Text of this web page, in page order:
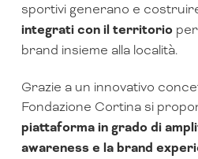
sportivi generano e
integrati con il territorio
brand insieme alla località.
Grazie a un innovativo
Fondazione Cortina si
piattaforma in grado di
awareness e la brand